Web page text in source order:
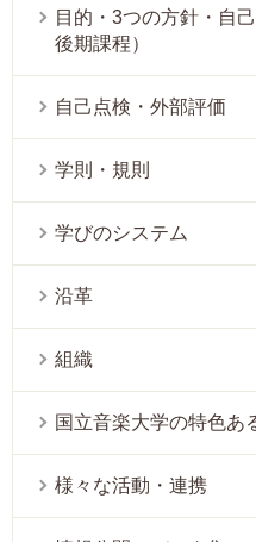
目的・3つの方針・自
後期課程）
自己点検・外部評価
学則・規則
学びのシステム
沿革
組織
国立音楽大学の特色あ
様々な活動・連携